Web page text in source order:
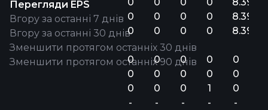
Перегляди EPS
Вгору за останні 7 днів
Вгору за останні 30 днів
Зменшити протягом останніх 30 днів
Зменшити протягом останніх 90 днів
0
0
0
0
0
-
0
0
0
0
0
-
0
0
0
0
0
-
0
0
0
0
1
-
8.39
8.39
0
0
0
-